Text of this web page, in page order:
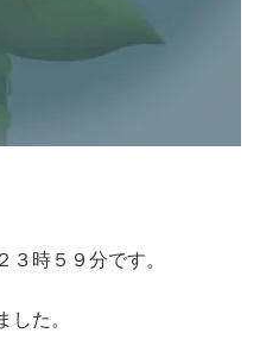
３時５９分です。
した。